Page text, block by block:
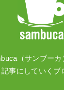
（サンブー
事にしていくブ